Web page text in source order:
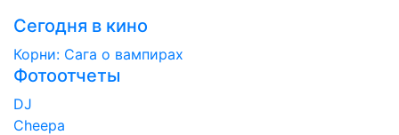
Сегодня в кино
Корни: Сага о вампирах
Фотоотчеты
DJ
Cheepa